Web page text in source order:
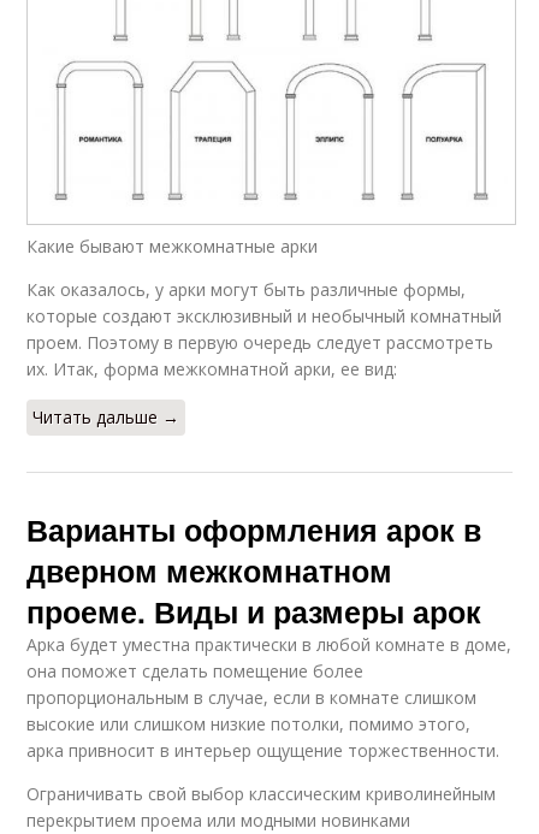
Какие бывают межкомнатные арки
Как оказалось, у арки могут быть различные формы,
которые создают эксклюзивный и необычный комнатный
проем. Поэтому в первую очередь следует рассмотреть
их. Итак, форма межкомнатной арки, ее вид:
Читать дальше →
Варианты оформления арок в
дверном межкомнатном
проеме. Виды и размеры арок
Арка будет уместна практически в любой комнате в доме,
она поможет сделать помещение более
пропорциональным в случае, если в комнате слишком
высокие или слишком низкие потолки, помимо этого,
арка привносит в интерьер ощущение торжественности.
Ограничивать свой выбор классическим криволинейным
перекрытием проема или модными новинками